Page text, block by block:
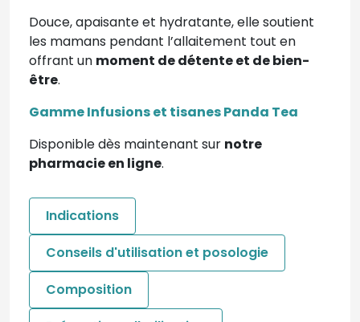
Douce, apaisante et hydratante, elle soutient
les mamans pendant l’allaitement tout en
offrant un moment de détente et de bien-
être.
Gamme Infusions et tisanes Panda Tea
Disponible dès maintenant sur notre
pharmacie en ligne.
Indications
Conseils d'utilisation et posologie
Composition